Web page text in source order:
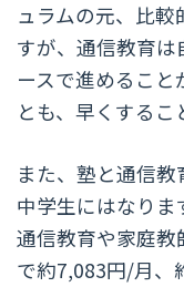
ュラムの元、比
すが、通信教育
ースで進めるこ
とも、早くするこ
また、塾と通信教
中学生にはなりま
通信教育や家庭
で約7,083円/月、